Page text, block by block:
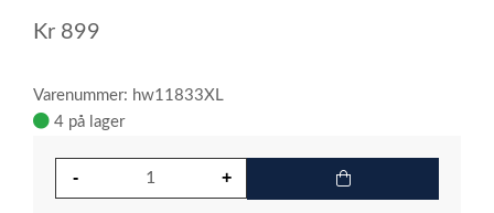
Kr 899
Varenummer: hw11833XL
4 på lager